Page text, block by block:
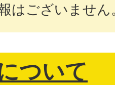
はございません
ついて